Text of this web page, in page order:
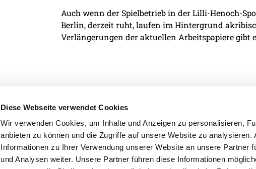
Diese Webseite verwendet Cookies
Wir verwenden Cookies, um Inhalte und Anzeigen zu personalisieren,
anbieten zu können und die Zugriffe auf unsere Website zu analysieren.
Informationen zu Ihrer Verwendung unserer Website an unsere Partner
und Analysen weiter. Unsere Partner führen diese Informationen
Auch wenn der Spielbetrieb in der Lilli-Henoch-
Berlin, derzeit ruht, laufen im Hintergrund
Verlängerungen der aktuellen Arbeitspapiere gibt
IMPRESSUM